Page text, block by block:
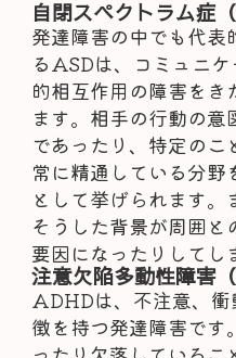
自閉スペクトラム症（
発達障害の中でも代表
るASDは、コミュニ
的相互作用の障害をき
ます。相手の行動の
であったり、特定の
常に精通している分
として挙げられます。
そうした背景が周囲と
要因になったりしてし
注意欠陥多動性障害（
ADHDは、不注意、
徴を持つ発達障害です